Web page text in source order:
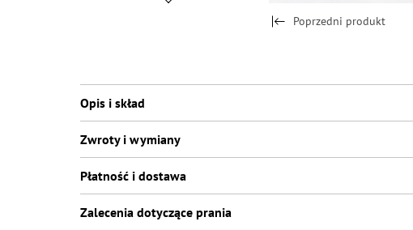
Poprzedni produkt
Opis i skład
Zwroty i wymiany
Płatność i dostawa
Zalecenia dotyczące prania